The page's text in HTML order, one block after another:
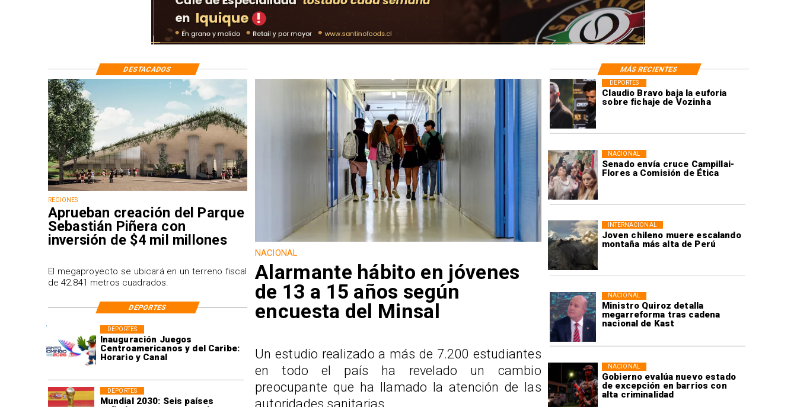
Claudio Bravo baja la euforia
sobre fichaje de Vozinha
DEPORTES
Senado envía cruce Campillai-
Flores a Comisión de Ética
NACIONAL
Joven chileno muere escalando
montaña más alta de Perú
INTERNACIONAL
Ministro Quiroz detalla
megarreforma tras cadena
nacional de Kast
NACIONAL
Gobierno evalúa nuevo estado
de excepción en barrios con
alta criminalidad
NACIONAL
Inauguración Juegos
Centroamericanos y del Caribe:
Horario y Canal
DEPORTES
Mundial 2030: Seis países
DEPORTES
REGIONES
Aprueban creación del Parque
Sebastián Piñera con
inversión de $4 mil millones
El megaproyecto se ubicará en un terreno fiscal
de 42.841 metros cuadrados.
NACIONAL
Alarmante hábito en jóvenes
de 13 a 15 años según
encuesta del Minsal
Un estudio realizado a más de 7.200 estudiantes
en todo el país ha revelado un cambio
preocupante que ha llamado la atención de las
autoridades sanitarias.
DESTACADOS MÁS RECIENTES
DEPORTES